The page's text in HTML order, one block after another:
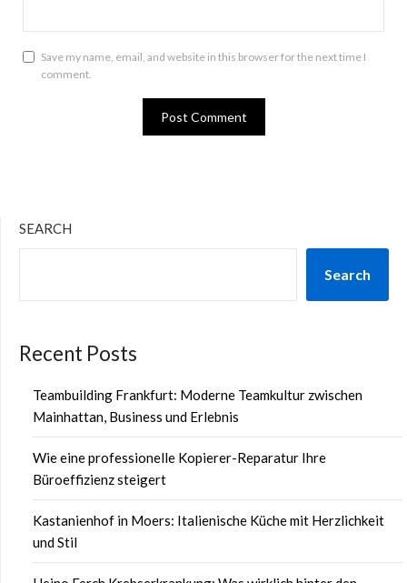
Save my name, email, and website in this browser for the next time I
comment.
SEARCH
Search
Recent Posts
Teambuilding Frankfurt: Moderne Teamkultur zwischen
Mainhattan, Business und Erlebnis
Wie eine professionelle Kopierer-Reparatur Ihre
Büroeffizienz steigert
Kastanienhof in Moers: Italienische Küche mit Herzlichkeit
und Stil